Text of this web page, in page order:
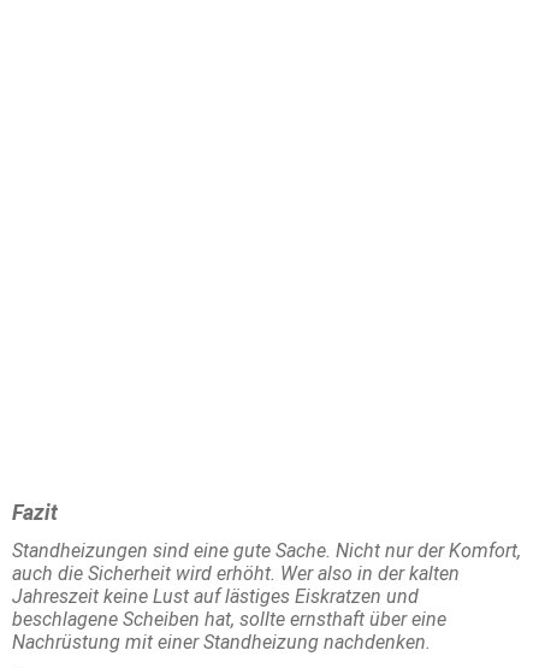
Fazit
Standheizungen sind eine gute Sache. Nicht nur der Komfort,
auch die Sicherheit wird erhöht. Wer also in der kalten
Jahreszeit keine Lust auf lästiges Eiskratzen und
beschlagene Scheiben hat, sollte ernsthaft über eine
Nachrüstung mit einer Standheizung nachdenken.